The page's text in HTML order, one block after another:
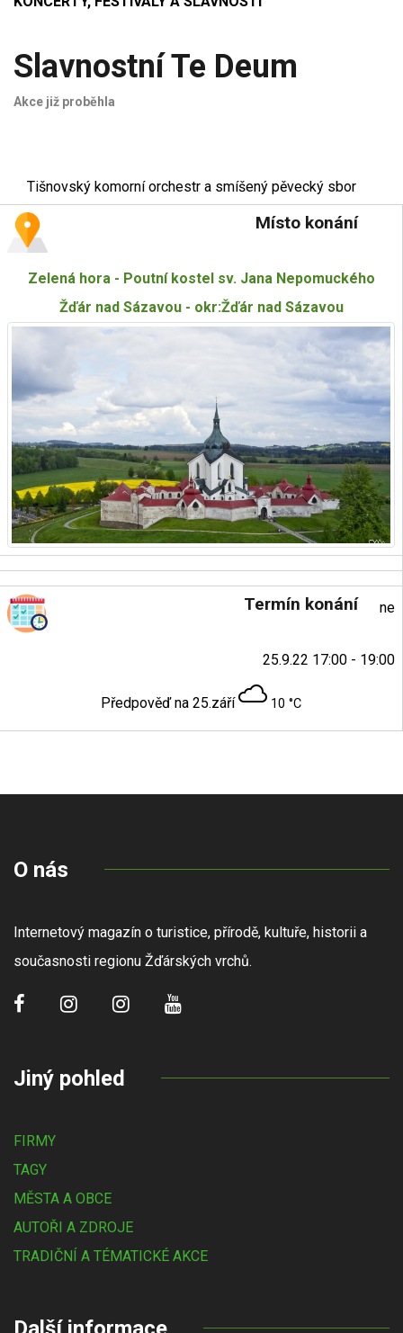
Slavnostní Te Deum
Akce již proběhla
Tišnovský komorní orchestr a smíšený pěvecký sbor
Místo konání
Zelená hora - Poutní kostel sv. Jana Nepomuckého
Žďár nad Sázavou - okr:Žďár nad Sázavou
Termín konání ne
25.9.22 17:00 - 19:00
Předpověď na 25.září 10 °C
O nás
Internetový magazín o turistice, přírodě, kultuře, historii a
současnosti regionu Žďárských vrchů.
Jiný pohled
FIRMY
TAGY
MĚSTA A OBCE
AUTOŘI A ZDROJE
TRADIČNÍ A TÉMATICKÉ AKCE